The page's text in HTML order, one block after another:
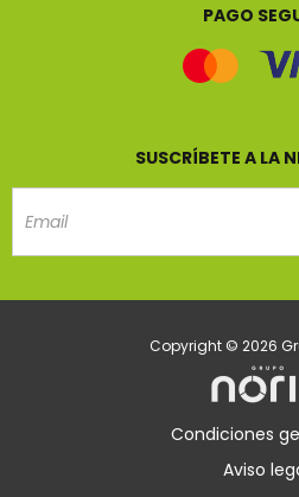
PAGO
SUSCRÍBETE A LA
Copyright © 2026
Condiciones
Aviso